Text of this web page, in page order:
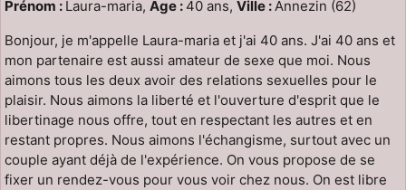
Prénom : Laura-maria, Age : 40 ans, Ville :Annezin (62)
Bonjour, je m'appelle Laura-maria et j'ai 40 ans. J'ai 40 ans et
mon partenaire est aussi amateur de sexe que moi. Nous
aimons tous les deux avoir des relations sexuelles pour le
plaisir. Nous aimons la liberté et l'ouverture d'esprit que le
libertinage nous offre, tout en respectant les autres et en
restant propres. Nous aimons l'échangisme, surtout avec un
couple ayant déjà de l'expérience. On vous propose de se
fixer un rendez-vous pour vous voir chez nous. On est libre